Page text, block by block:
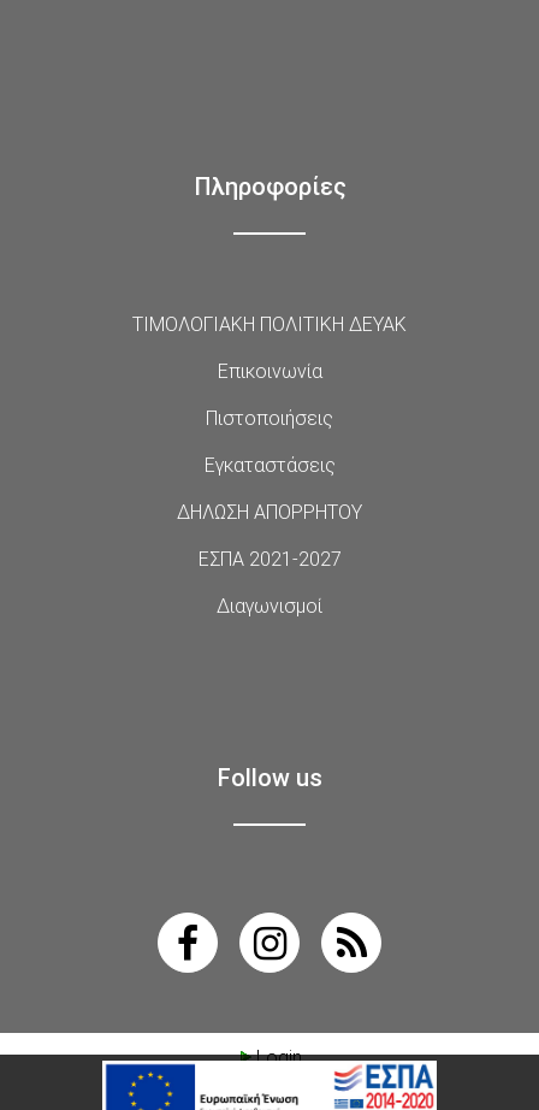
Πληροφορίες
ΤΙΜΟΛΟΓΙΑΚΗ ΠΟΛΙΤΙΚΗ ΔΕΥΑΚ
Επικοινωνία
Πιστοποιήσεις
Εγκαταστάσεις
ΔΗΛΩΣΗ ΑΠΟΡΡΗΤΟΥ
ΕΣΠΑ 2021-2027
Διαγωνισμοί
Follow us
Login